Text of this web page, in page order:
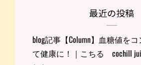
最近の投稿
blog記事【Column】血糖値を
て健康に！｜こちる cochill